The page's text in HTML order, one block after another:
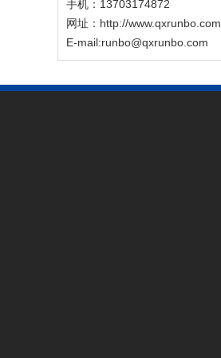
手机：13703174872
网址：http://www.qxrunbo.com
E-mail:runbo@qxrunbo.com